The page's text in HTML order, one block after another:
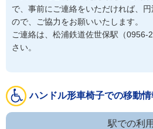
で、事前にご連絡をいただければ、
ので、ご協力をお願いいたします。
ご連絡は、松浦鉄道佐世保駅（0956-
ハンドル形車椅子での移動情
駅での利用